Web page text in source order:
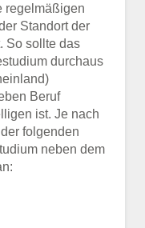
regelmäßigen
Standort der
So sollte das
durchaus
Beruf
ist. Je nach
folgenden
neben dem